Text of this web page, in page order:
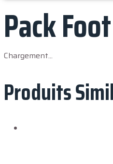
Pack
Chargement...
Produits